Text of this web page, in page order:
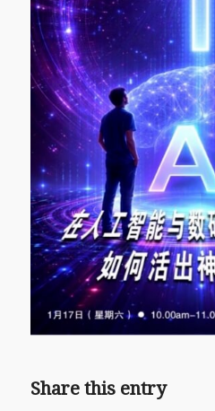
Share this entry